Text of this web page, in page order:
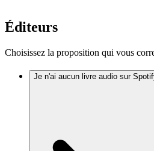
Éditeurs
Choisissez la proposition qui vous
Je n'ai aucun livre audio sur